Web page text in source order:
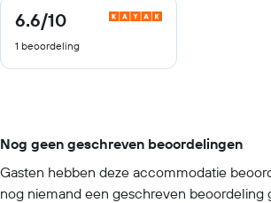
6.6/10
6.6
10
1 beoordeling
Nog geen geschreven beoordelingen
Gasten hebben deze accommodatie
nog niemand een geschreven beoordeling